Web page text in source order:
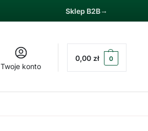
Sklep B2B
Twoje konto
0,00 zł 0